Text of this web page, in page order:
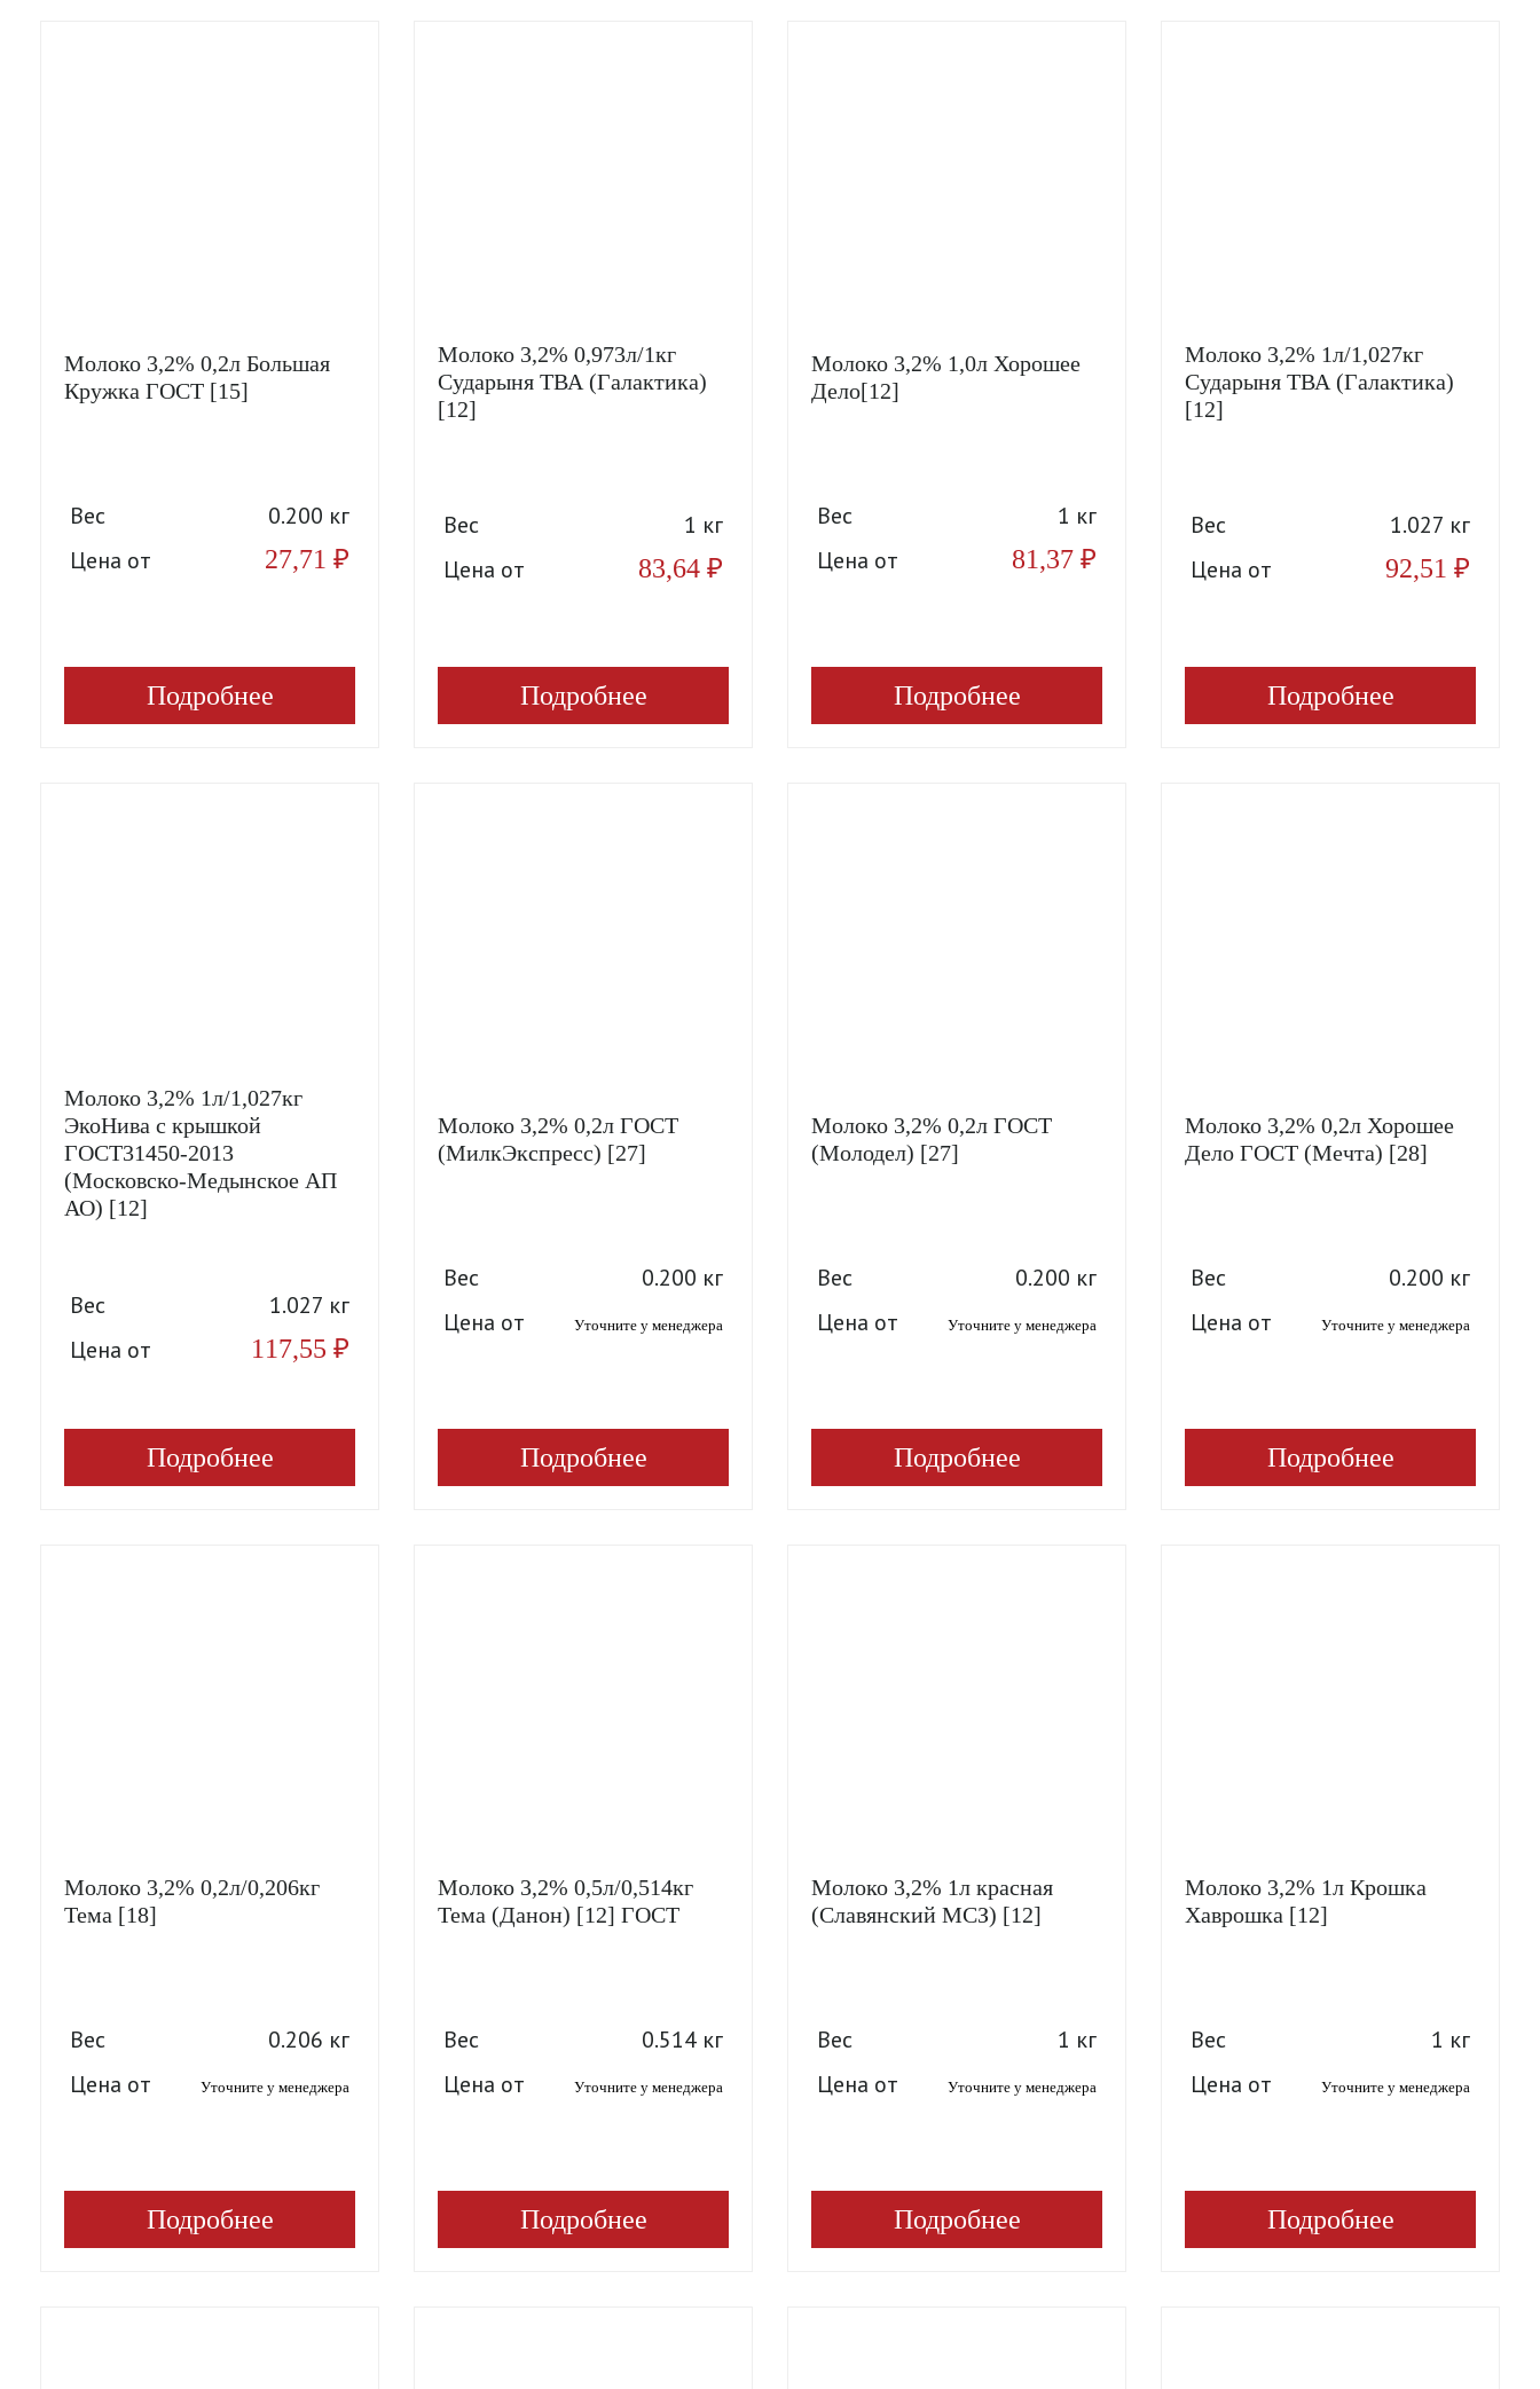
Молоко 3,2% 0,2л Большая
Кружка ГОСТ [15]
Вес
0.200 кг
Цена от
27,71 ₽
Подробнее
Молоко 3,2% 0,973л/1кг
Сударыня ТВА (Галактика)
[12]
Вес
1 кг
Цена от
83,64 ₽
Подробнее
Молоко 3,2% 1,0л Хорошее
Дело[12]
Вес
1 кг
Цена от
81,37 ₽
Подробнее
Молоко 3,2% 1л/1,027кг
Сударыня ТВА (Галактика)
[12]
Вес
1.027 кг
Цена от
92,51 ₽
Подробнее
Молоко 3,2% 1л/1,027кг
ЭкоНива с крышкой
ГОСТ31450-2013
(Московско-Медынское АП
АО) [12]
Вес
1.027 кг
Цена от
117,55 ₽
Подробнее
Молоко 3,2% 0,2л ГОСТ
(МилкЭкспресс) [27]
Вес
0.200 кг
Цена от
Уточните у менеджера
Подробнее
Молоко 3,2% 0,2л ГОСТ
(Молодел) [27]
Вес
0.200 кг
Цена от
Уточните у менеджера
Подробнее
Молоко 3,2% 0,2л Хорошее
Дело ГОСТ (Мечта) [28]
Вес
0.200 кг
Цена от
Уточните у менеджера
Подробнее
Молоко 3,2% 0,2л/0,206кг
Тема [18]
Вес
0.206 кг
Цена от
Уточните у менеджера
Подробнее
Молоко 3,2% 0,5л/0,514кг
Тема (Данон) [12] ГОСТ
Вес
0.514 кг
Цена от
Уточните у менеджера
Подробнее
Молоко 3,2% 1л красная
(Славянский МСЗ) [12]
Вес
1 кг
Цена от
Уточните у менеджера
Подробнее
Молоко 3,2% 1л Крошка
Хаврошка [12]
Вес
1 кг
Цена от
Уточните у менеджера
Подробнее